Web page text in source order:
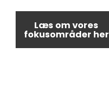
Læs om vores
fokusområder her